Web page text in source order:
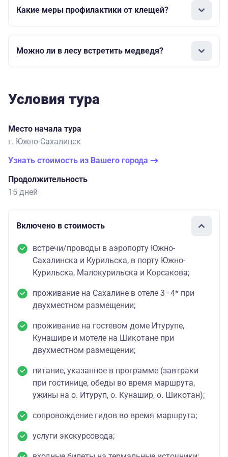
Какие меры профилактики от клещей?
Можно ли в лесу встретить медведя?
Условия тура
Место начала тура
г. Южно-Сахалинск
Узнать стоимость из Вашего города
Продолжительность
15 дней
Включено в стоимость
встречи/проводы в аэропорту Южно-
Сахалинска и Курильска, в порту Южно-
Курильска, Малокурильска и Корсакова;
проживание на Сахалине в отеле 3–4* при
двухместном размещении;
проживание на гостевом доме Итурупе,
Кунашире и мотеле на Шикотане при
двухместном размещении;
питание, указанное в программе (завтраки
при гостинице, обеды во время маршрута,
ужины на о. Итуруп, о. Кунашир, о. Шикотан);
сопровождение гидов во время маршрута;
услуги экскурсовода;